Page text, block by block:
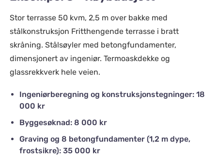
Stor terrasse 50 kvm, 2,5 m over bakke med
stålkonstruksjon Fritthengende terrasse i bratt
skråning. Stålsøyler med betongfundamenter,
dimensjonert av ingeniør. Termoaskdekke og
glassrekkverk hele veien.
Ingeniørberegning og konstruksjonstegninger: 18
000 kr
Byggesøknad: 8 000 kr
Graving og 8 betongfundamenter (1,2 m dype,
frostsikre): 35 000 kr